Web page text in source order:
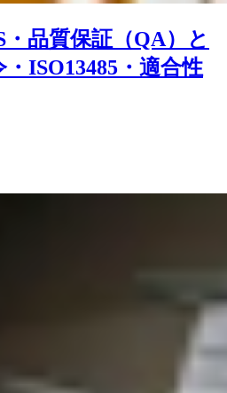
・品質保証（QA）と
ISO13485・適合性